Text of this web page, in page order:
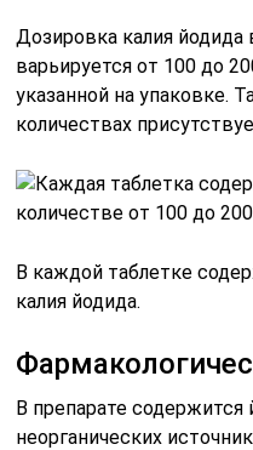
Дозировка калия йодида
варьируется от 100 до
указанной на упаковке.
количествах
В каждой таблетке
калия йодида.
В препарате содержится
неорганических